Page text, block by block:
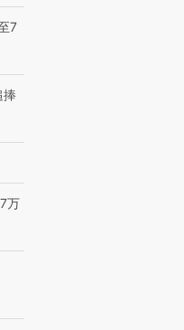
7
捧
万